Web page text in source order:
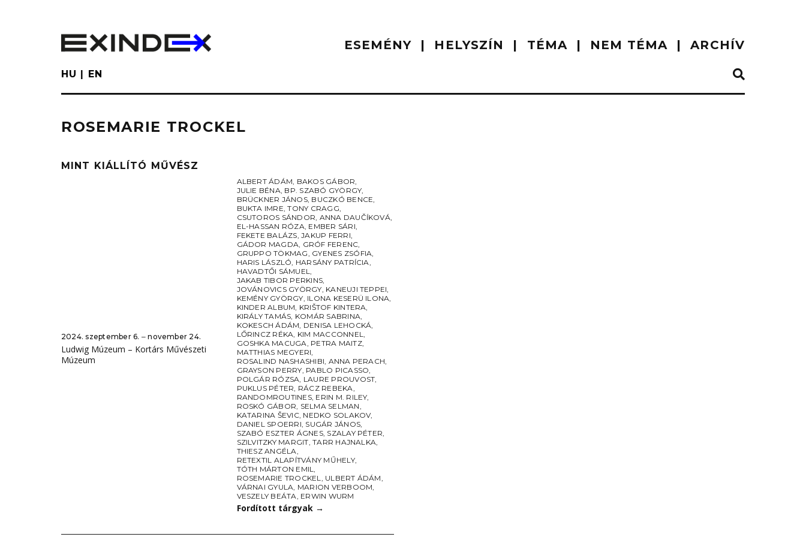
ESEMÉNY HELYSZÍN TÉMA NEM TÉMA ARCHÍV
HU EN
ROSEMARIE TROCKEL
MINT KIÁLLÍTÓ MŰVÉSZ
2024. szeptember 6. ‒ november 24.
Ludwig Múzeum – Kortárs Művészeti
Múzeum
ALBERT ÁDÁM, BAKOS GÁBOR,
JULIE BÉNA, BP. SZABÓ GYÖRGY,
BRÜCKNER JÁNOS, BUCZKÓ BENCE,
BUKTA IMRE,TONY CRAGG,
CSUTOROS SÁNDOR, ANNA DAUČÍKOVÁ,
EL-HASSAN RÓZA, EMBER SÁRI,
FEKETE BALÁZS,JAKUP FERRI,
GÁDOR MAGDA, GRÓF FERENC,
GRUPPO TÖKMAG, GYENES ZSÓFIA,
HARIS LÁSZLÓ, HARSÁNY PATRÍCIA,
HAVADTŐI SÁMUEL,
JAKAB TIBOR PERKINS,
JOVÁNOVICS GYÖRGY, KANEUJI TEPPEI,
KEMÉNY GYÖRGY, ILONA KESERÜ ILONA,
KINDER ALBUM, KRIŠTOF KINTERA,
KIRÁLY TAMÁS, KOMÁR SABRINA,
KOKESCH ÁDÁM, DENISA LEHOCKÁ,
LŐRINCZ RÉKA, KIM MACCONNEL,
GOSHKA MACUGA, PETRA MAITZ,
MATTHIAS MEGYERI,
ROSALIND NASHASHIBI, ANNA PERACH,
GRAYSON PERRY, PABLO PICASSO,
POLGÁR RÓZSA, LAURE PROUVOST,
PUKLUS PÉTER, RÁCZ REBEKA,
RANDOMROUTINES, ERIN M. RILEY,
ROSKÓ GÁBOR, SELMA SELMAN,
KATARINA ŠEVIC, NEDKO SOLAKOV,
DANIEL SPOERRI, SUGÁR JÁNOS,
SZABÓ ESZTER ÁGNES, SZALAY PÉTER,
SZILVITZKY MARGIT,TARR HAJNALKA,
THIESZ ANGÉLA,
RETEXTIL ALAPÍTVÁNY MŰHELY,
TÓTH MÁRTON EMIL,
ROSEMARIE TROCKEL, ULBERT ÁDÁM,
VÁRNAI GYULA, MARION VERBOOM,
VESZELY BEÁTA, ERWIN WURM
Fordított tárgyak →